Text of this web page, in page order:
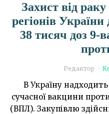
Захист від
регіонів
38 тисяч доз 9-
Редактор
В Україну надходить
сучасної вакцини
(ВПЛ). Закупівлю